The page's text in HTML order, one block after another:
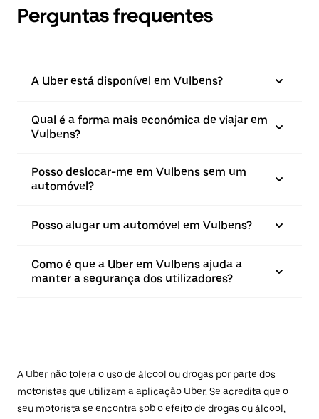
Perguntas frequentes
A Uber está disponível em Vulbens?
Qual é a forma mais económica de viajar em
Vulbens?
Posso deslocar-me em Vulbens sem um
automóvel?
Posso alugar um automóvel em Vulbens?
Como é que a Uber em Vulbens ajuda a
manter a segurança dos utilizadores?
A Uber não tolera o uso de álcool ou drogas por parte dos
motoristas que utilizam a aplicação Uber. Se acredita que o
seu motorista se encontra sob o efeito de drogas ou álcool,